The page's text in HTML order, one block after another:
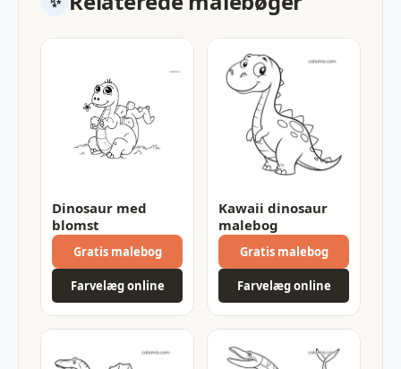
Dinosaur med
blomst
Gratis malebog
Farvelæg online
Kawaii dinosaur
malebog
Gratis malebog
Farvelæg online